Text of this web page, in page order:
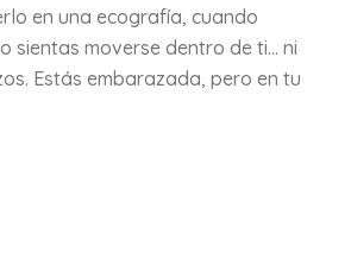
en una ecografía, cuando
sientas moverse dentro de ti… ni
Estás embarazada, pero en tu